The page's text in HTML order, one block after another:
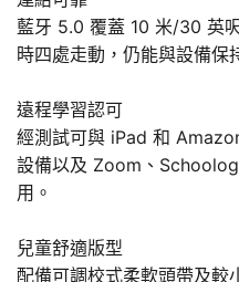
藍牙 5.0 覆蓋 10 米/30 英
時四處走動，仍能與設備保
遠程學習認可
經測試可與 iPad 和
設備以及 Zoom、
用。
兒童舒適版型
配備可調校式柔軟頭帶及較